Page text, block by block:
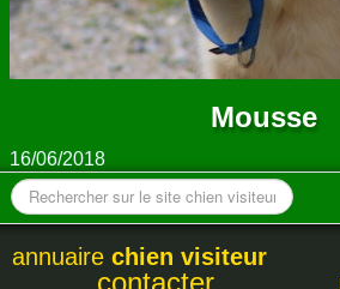
Mousse
16/06/2018
annuaire chien visiteur
contacter